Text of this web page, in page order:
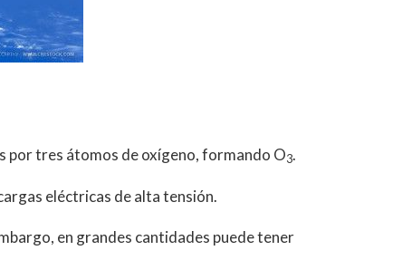
por tres átomos de oxígeno, formando O3.
eléctricas de alta tensión.
en grandes cantidades puede tener